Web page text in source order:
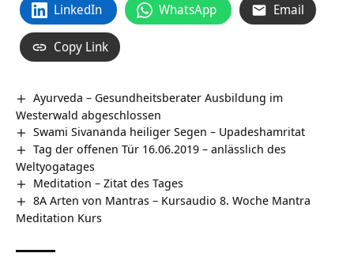
LinkedIn WhatsApp Email
Copy Link
Ayurveda – Gesundheitsberater Ausbildung im
Westerwald abgeschlossen
Swami Sivananda heiliger Segen – Upadeshamritat
Tag der offenen Tür 16.06.2019 – anlässlich des
Weltyogatages
Meditation – Zitat des Tages
8A Arten von Mantras – Kursaudio 8. Woche Mantra
Meditation Kurs